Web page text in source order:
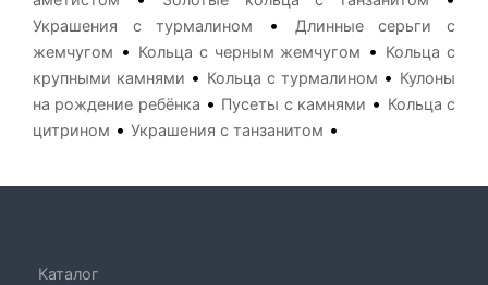
Украшения с турмалином •
Длинные серьги с
жемчугом • Кольца с черным жемчугом • Кольца с
крупными камнями • Кольца с турмалином • Кулоны
на рождение ребёнка • Пусеты с камнями • Кольца с
цитрином • Украшения с танзанитом •
Каталог